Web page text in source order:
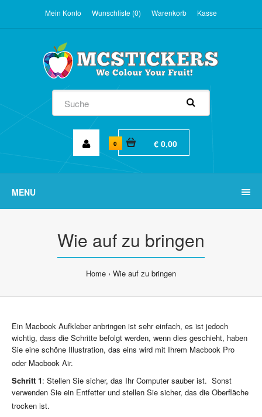
Mein Konto Wunschliste (0) Warenkorb Kasse
0 € 0,00
MENU
Wie auf zu bringen
Home Wie auf zu bringen
Ein Macbook Aufkleber anbringen ist sehr einfach, es ist jedoch
wichtig, dass die Schritte befolgt werden, wenn dies geschieht, haben
Sie eine schöne Illustration, das eins wird mit Ihrem Macbook Pro
oder Macbook Air.
Schritt 1: Stellen Sie sicher, das Ihr Computer sauber ist. Sonst
verwenden Sie ein Entfetter und stellen Sie sicher, das die Oberfläche
trocken ist.